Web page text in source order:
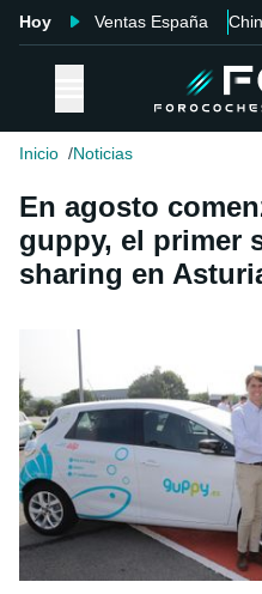
Hoy Ventas España
Inicio Noticias
En agosto
guppy, el primer
sharing en